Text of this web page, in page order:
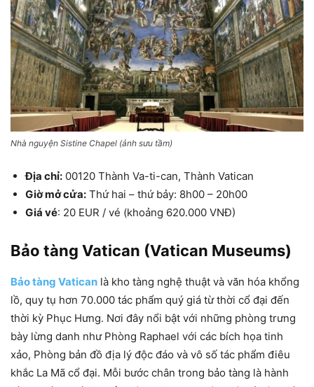
Nhà nguyện Sistine Chapel (ảnh sưu tầm)
Địa chỉ: 00120 Thành Va-ti-can, Thành Vatican
Giờ mở cửa: Thứ hai – thứ bảy: 8h00 – 20h00
Giá vé: 20 EUR / vé (khoảng 620.000 VNĐ)
Bảo tàng Vatican (Vatican Museums)
Bảo tàng Vatican là kho tàng nghệ thuật và văn hóa khổng
lồ, quy tụ hơn 70.000 tác phẩm quý giá từ thời cổ đại đến
thời kỳ Phục Hưng. Nơi đây nổi bật với những phòng trưng
bày lừng danh như Phòng Raphael với các bích họa tinh
xảo, Phòng bản đồ địa lý độc đáo và vô số tác phẩm điêu
khắc La Mã cổ đại. Mỗi bước chân trong bảo tàng là hành